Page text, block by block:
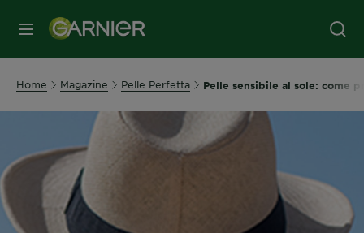
MENU
Home Magazine Pelle Perfetta Pelle sensibile al sole: come